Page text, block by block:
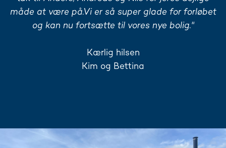
måde at være på.Vi er så super glade for forløbet
og kan nu fortsætte til vores nye bolig."
Kærlig hilsen
Kim og Bettina